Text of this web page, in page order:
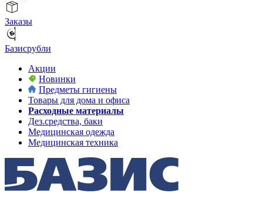
Заказы
Базисрубли
Акции
Новинки
Предметы гигиены
Товары для дома и офиса
Расходные материалы
Дез.средства, баки
Медицинская одежда
Медицинская техника